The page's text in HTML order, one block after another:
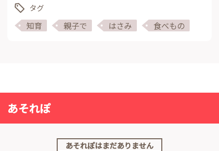
タグ
知育 親子で はさみ 食べもの
あそれぽ
あそれぽはまだありません